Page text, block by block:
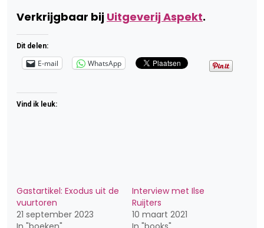
Verkrijgbaar bij Uitgeverij Aspekt.
Dit delen:
E-mail WhatsApp
Vind ik leuk:
Gastartikel: Exodus uit de
vuurtoren
21 september 2023
Interview met Ilse
Ruijters
10 maart 2021